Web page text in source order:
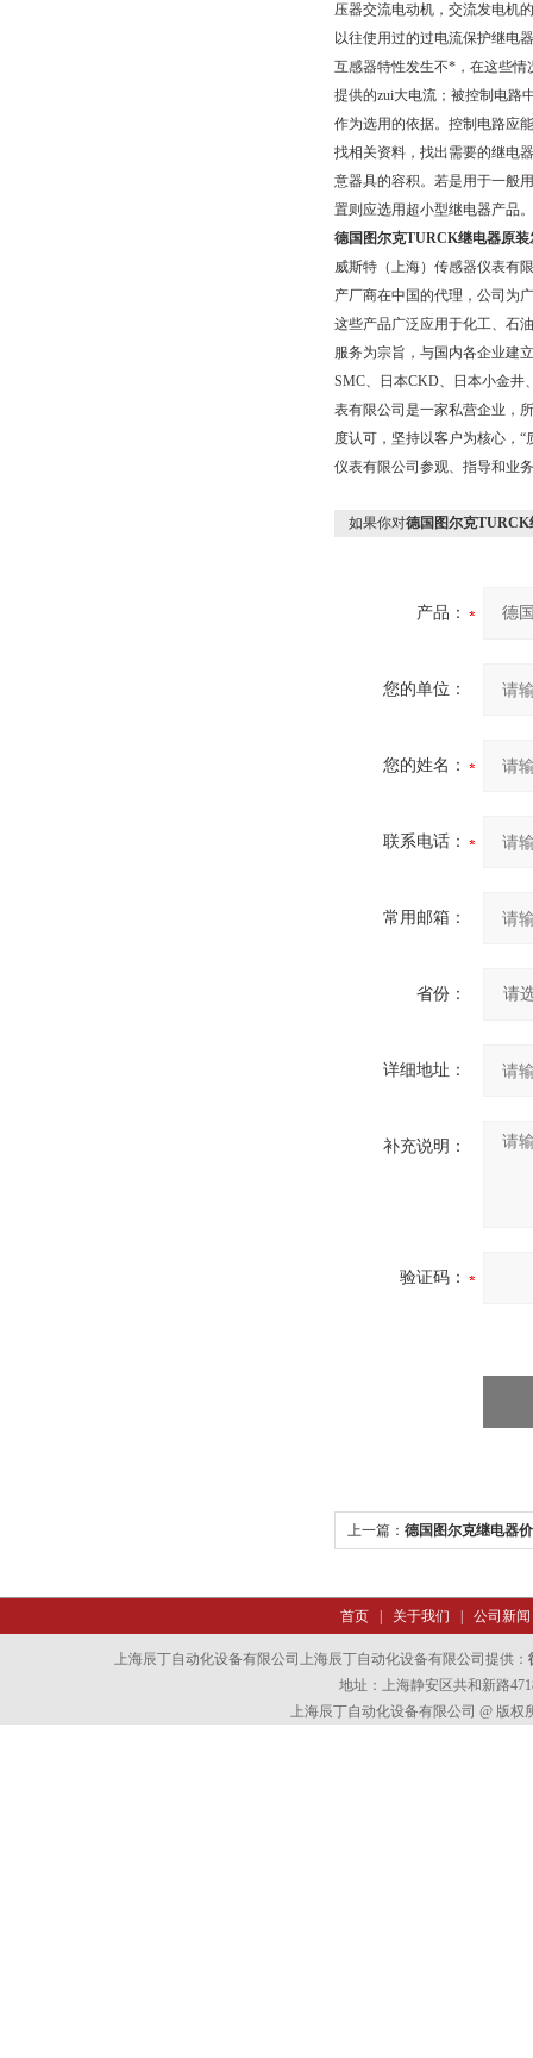
压器交流电动机，交流发电机
以往使用过的过电流保护继电
互感器特性发生不*，在这些情
提供的zui大电流；被控制电路
作为选用的依据。控制电路应
找相关资料，找出需要的继电
意器具的容积。若是用于一般
置则应选用超小型继电器产品。
德国图尔克TURCK继电器原装
威斯特（上海）传感器仪表有
产厂商在中国的代理，公司为
这些产品广泛应用于化工、石
服务为宗旨，与国内各企业建
SMC、日本CKD、日本小金井
表有限公司是一家私营企业，
度认可，坚持以客户为核心，
仪表有限公司参观、指导和业
如果你对德国图尔克TURCK
产品：
您的单位：
您的姓名：
联系电话：
常用邮箱：
省份：
详细地址：
补充说明：
验证码：
上一篇： 德国图尔克继电器
首页| 关于我们 公司新闻
上海辰丁自动化设备有限公司上海辰丁自动化设备有限公司提供：
地址：上海静安区共和新路
上海辰丁自动化设备有限公司 @ 版权